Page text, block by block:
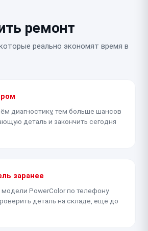
ремонт
реально экономят время в
диагностику, тем больше шансов
деталь и закончить сегодня
заранее
модели PowerColor по телефону
деталь на складе, ещё до